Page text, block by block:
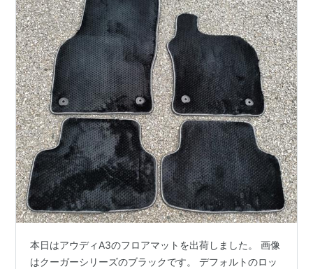
本日はアウディA3のフロアマットを出荷しました。 画像
はクーガーシリーズのブラックです。 デフォルトのロッ